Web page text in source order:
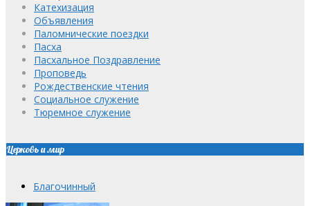
Катехизация
Объявления
Паломнические поездки
Пасха
Пасхальное Поздравление
Проповедь
Рождественские чтения
Социальное служение
Тюремное служение
Церковь и мир
Благочинный